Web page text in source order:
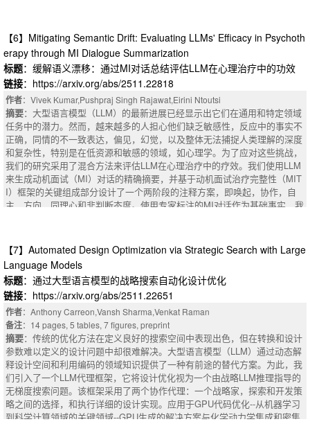
uage is important for human-agent interaction and agent behavior. Recent
work address this problem using a model-based approach: language is inc
orporated into a world model, which is then used to learn a behavior policy.
However, these existing methods either do not demonstrate policy generali
zation to unseen games or rely on limiting assumptions. For instance, ass
uming that the latency induced by inference-time planning is tolerable for t
he target task or expert demonstrations are available. Expanding on this li
ne of research, we focus on improving policy generalization from a langua
ge-conditioned world model while dropping these assumptions. We propos
e a model-based reinforcement learning approach, where a language-condi
tioned world model is trained through interaction with the environment, and
a policy is learned from this model--without planning or expert demonstrati
ons. Our method proposes Language-aware Encoder for Dreamer World M
odel (LED-WM) built on top of DreamerV3. LED-WM features an observati
with LED-WM generalize more effectively to unseen games described by n
ovel dynamics and language compared to other baselines in several settin
gs in two environments: MESSENGER and MESSENGER-WM.To highligh
t how the policy can leverage the trained world model before real-world dep
loyment, we demonstrate the policy can be improved through fine-tuning o
n synthetic test trajectories generated by the world model.
TION (SLPO), a reinforcement learning method that rewards concise soluti
ons that stay correct, while still allowing longer reasoning when needed. A
pplied to Mentalese-aligned models, SLPO yields significantly higher com
pression rates by enabling concise reasoning that preserves the benefits o
f detailed thinking without the computational overhead. Across benchmark
s including AIME 2024 and 2025, MinervaMath, OlympiadBench, Math50
0, and AMC, our ORION models produce reasoning traces with 4-16x fewe
r tokens, achieve up to 5x lower inference latency, and reduce training cos
ts by 7-9x relative to the DeepSeek R1 Distilled model, while maintaining 9
0-98% of its accuracy. ORION also surpasses Claude and ChatGPT-4o by
up to 5% in accuracy while maintaining 2x compression. These results sh
ow that Mentalese-style compressed reasoning offers a step toward huma
n-like cognitive efficiency, enabling real-time, cost-effective reasoning with
通过在GPU之间动态重新平衡适配器并利用GPU Direct RDMA进行远程访
问，LoRAServe可以在实际工作负载漂移的情况下最大限度地提高吞吐量并
最大限度地减少尾部延迟。对X公司生产跟踪的评估表明，与最先进的系统
相比，LoRAServe的吞吐量提高了2倍，TTFT降低了9倍，同时在SLO约束
下使用的GPU减少了50%。
摘要：Low-Rank Adaptation (LoRA) has become the de facto method for p
arameter-efficient fine-tuning of large language models (LLMs), enabling ra
pid adaptation to diverse domains. In production, LoRA-based models are
served at scale, creating multi-tenant environments with hundreds of adapt
ers sharing a base model. However, state-of-the-art serving systems co-ba
tch heterogeneous adapters without accounting for rank (size) variability, l
eading to severe performance skew, which ultimately requires adding more
GPUs to satisfy service-level objectives (SLOs). Existing optimizations, fo
cused on loading, caching, and kernel execution, ignore this heterogeneity,
oss GPUs and leveraging GPU Direct RDMA for remote access, LoRASer
ve maximizes throughput and minimizes tail latency under real-world workl
oad drift. Evaluations on production traces from Company X show that Lo
RAServe elicits up to 2$\times$ higher throughput, up to 9$\times$ lower T
TFT, while using up to 50% fewer GPUs under SLO constraints compared
to state-of-the-art systems.
【6】Mitigating Semantic Drift: Evaluating LLMs' Efficacy in Psychoth
erapy through MI Dialogue Summarization
标题：缓解语义漂移：通过MI对话总结评估LLM在心理治疗中的功效
链接：https://arxiv.org/abs/2511.22818
作者：Vivek Kumar,Pushpraj Singh Rajawat,Eirini Ntoutsi
摘要：大型语言模型（LLM）的最新进展已经显示出它们在通用和特定领域
任务中的潜力。然而，越来越多的人担心他们缺乏敏感性，反应中的事实不
正确，同情的不一致表达，偏见，幻觉，以及整体无法捕捉人类理解的深度
和复杂性，特别是在低资源和敏感的领域，如心理学。为了应对这些挑战，
我们的研究采用了混合方法来评估LLM在心理治疗中的疗效。我们使用LLM
来生成动机面试（MI）对话的精确摘要，并基于动机面试治疗完整性（MIT
I）框架的关键组成部分设计了一个两阶段的注释方案，即唤起，协作，自
主，方向，同理心和非判断态度。使用专家标注的MI对话作为基础事实，我
解，并强调了在治疗环境中减轻“语义漂移”的最佳实践。我们的工作不仅通
过提供高质量的注释数据集来解决低资源领域的数据稀缺问题，而且还为在
复杂的行为治疗中使用LLM进行精确的上下文解释提供了重要的见解。
摘要
【7】Automated Design Optimization via Strategic Search with Large
Language Models
标题：通过大型语言模型的战略搜索自动化设计优化
链接：https://arxiv.org/abs/2511.22651
作者：Anthony Carreon,Vansh Sharma,Venkat Raman
备注：14 pages, 5 tables, 7 figures, preprint
摘要：传统的优化方法在定义良好的搜索空间中表现出色，但在转换和设计
参数难以定义的设计问题中却很难解决。大型语言模型（LLM）通过动态解
释设计空间和利用编码的领域知识提供了一种有前途的替代方案。为此，我
们引入了一个LLM代理框架，它将设计优化视为一个由战略LLM推理指导的
无梯度搜索问题。该框架采用了两个协作代理：一个战略家，探索和开发策
略之间的选择，和执行详细的设计实现。应用于GPU代码优化--从机器学习
到科学计算领域的关键领域--GPU生成的解决方案与化学动力学集成和密集